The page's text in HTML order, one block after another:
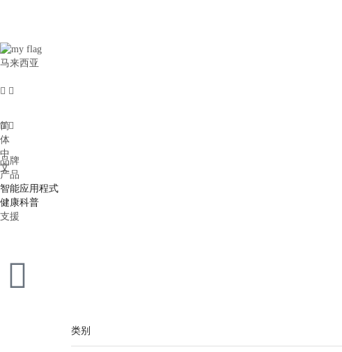
马来西亚
简
体
中
文
品牌
产品
智能应用程式
健康科普
支援
类别